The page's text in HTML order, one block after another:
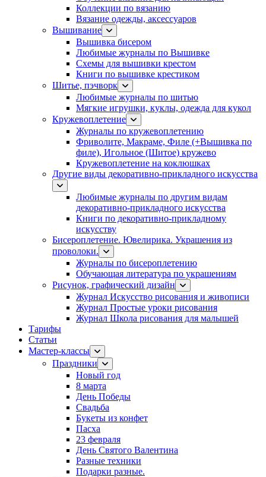
Коллекции по вязанию
Вязание одежды, аксессуаров
Вышивание
Вышивка бисером
Любимые журналы по Вышивке
Схемы для вышивки крестом
Книги по вышивке крестиком
Шитье, пэчворк
Любимые журналы по шитью
Мягкие игрушки, куклы, одежда для кукол
Кружевоплетение
Журналы по кружевоплетению
Фриволите, Макраме, Филе (+Вышивка по
филе), Игольное (Шитое) кружево
Кружевоплетение на коклюшках
Другие виды декоративно-прикладного искусства
Любимые журналы по другим видам
декоративно-прикладного искусства
Книги по декоративно-прикладному
искусству
Бисероплетение. Ювелирика. Украшения из
проволоки.
Журналы по бисероплетению
Обучающая литература по украшениям
Рисунок, графический дизайн
Журнал Искусство рисования и живописи
Журнал Простые уроки рисования
Журнал Школа рисования для малышей
Тарифы
Статьи
Мастер-классы
Праздники
Новый год
8 марта
День Победы
Свадьба
Букеты из конфет
Пасха
23 февраля
День Святого Валентина
Разные техники
Подарки разные.